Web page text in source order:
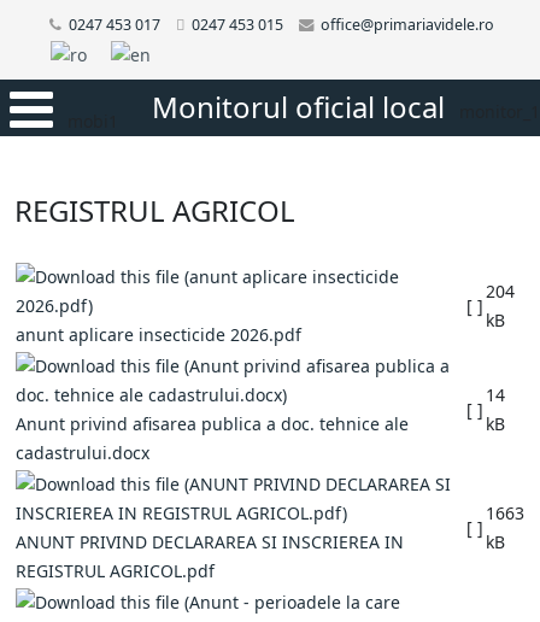
0247 453 017 0247 453 015 office@primariavidele.ro
Monitorul oficial local
REGISTRUL AGRICOL
anunt aplicare insecticide 2026.pdf
[ ]
204
kB
Anunt privind afisarea publica a doc. tehnice ale
cadastrului.docx
[ ]
14
kB
ANUNT PRIVIND DECLARAREA SI INSCRIEREA IN
REGISTRUL AGRICOL.pdf
[ ]
1663
kB